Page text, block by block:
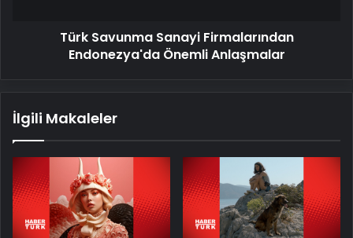
Türk Savunma Sanayi Firmalarından
Endonezya'da Önemli Anlaşmalar
İlgili Makaleler